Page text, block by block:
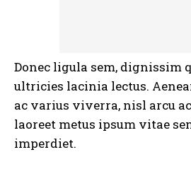
Donec ligula sem, dignissim
ultricies lacinia lectus.
ac varius viverra, nisl arcu
laoreet metus ipsum vitae
imperdiet.